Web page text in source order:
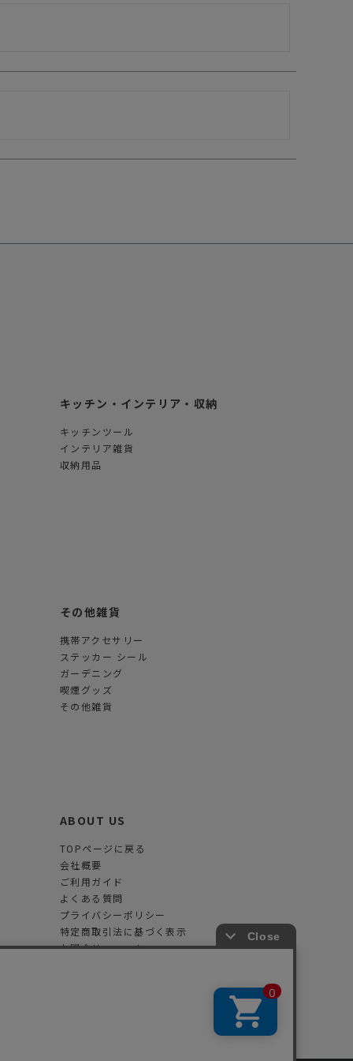
キッチン・インテリア・収納
キッチンツール
インテリア雑貨
収納用品
その他雑貨
携帯アクセサリー
ステッカー シール
ガーデニング
喫煙グッズ
その他雑貨
ABOUT US
TOPページに戻る
会社概要
ご利用ガイド
よくある質問
プライバシーポリシー
特定商取引法に基づく表示
お問合せフォーム